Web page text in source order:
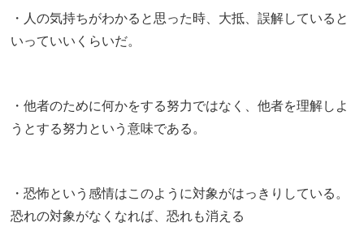
・人の気持ちがわかると思った時、大抵、誤解していると
いっていいくらいだ。
・他者のために何かをする努力ではなく、他者を理解しよ
うとする努力という意味である。
・恐怖という感情はこのように対象がはっきりしている。
恐れの対象がなくなれば、恐れも消える